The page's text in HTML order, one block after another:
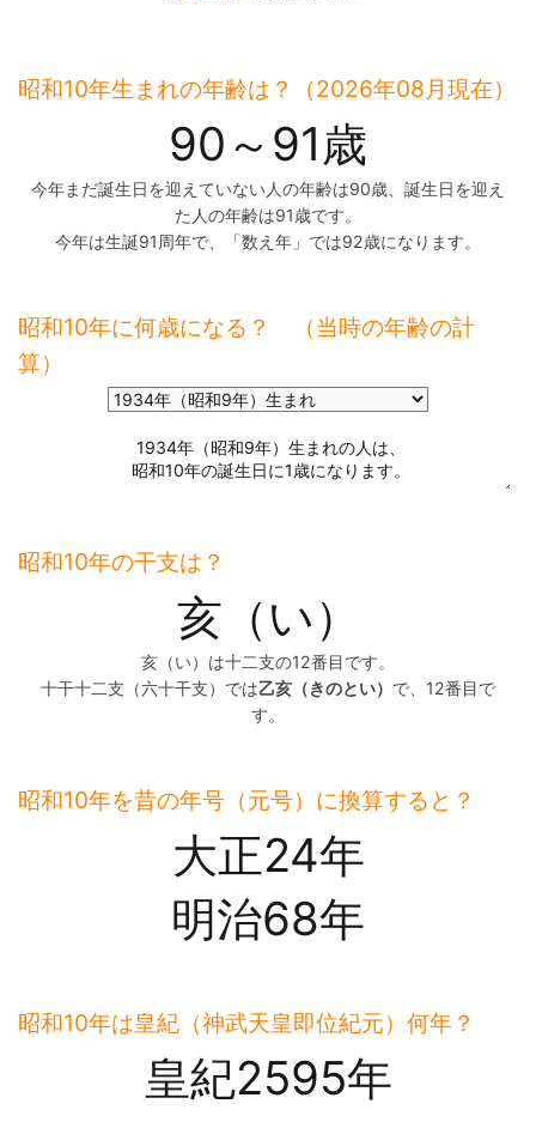
昭和10年生まれの年齢は？（2026年08月現在）
90～91歳
今年まだ誕生日を迎えていない人の年齢は90歳、誕生日を迎え
た人の年齢は91歳です。
今年は生誕91周年で、「数え年」では92歳になります。
昭和10年に何歳になる？ （当時の年齢の計
算）
昭和10年の干支は？
亥（い）
亥（い）は十二支の12番目です。
十干十二支（六十干支）では乙亥（きのとい） で、12番目で
す。
昭和10年を昔の年号（元号）に換算すると？
大正24年
明治68年
昭和10年は皇紀（神武天皇即位紀元）何年？
皇紀2595年